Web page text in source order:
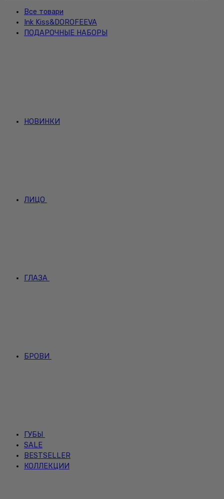
Все товари
Ink Kiss&DOROFEEVA
ПОДАРОЧНЫЕ НАБОРЫ
НОВИНКИ
ЛИЦО
ГЛАЗА
БРОВИ
ГУБЫ
SALE
BESTSELLER
КОЛЛЕКЦИИ